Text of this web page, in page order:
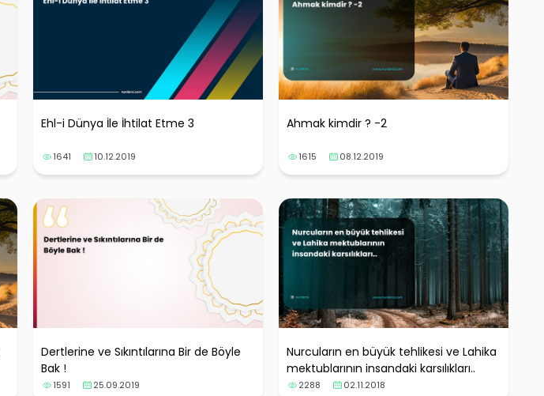
Ehl-i Dünya İle İhtilat Etme 3
1641 10.12.2019
Ahmak kimdir ? -2
1615 08.12.2019
Dertlerine ve Sıkıntılarına Bir de Böyle
Bak !
1591 25.09.2019
Nurcuların en büyük tehlikesi ve Lahika
mektublarının insandaki karsılıkları..
2288 02.11.2018